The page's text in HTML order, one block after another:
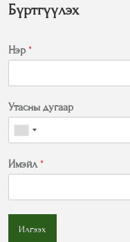
Бүртгүүлэх
Нэр *
Утасны дугаар
Имэйл *
Илгээх